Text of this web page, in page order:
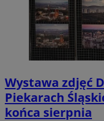
Wystawa zdjęć
Piekarach
końca sierpnia